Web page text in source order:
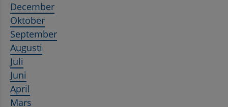
December
Oktober
September
Augusti
Juli
Juni
April
Mars